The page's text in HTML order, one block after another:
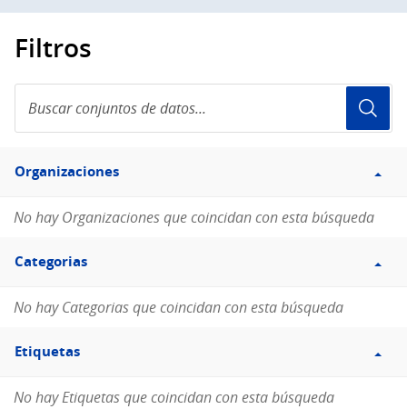
Filtros
conjuntos
de
Filtro
Organizaciones
Organizaciones
No hay Organizaciones que coincidan con esta búsqueda
Filtro
Categorias
Categorias
No hay Categorias que coincidan con esta búsqueda
Filtro
Etiquetas
Etiquetas
No hay Etiquetas que coincidan con esta búsqueda